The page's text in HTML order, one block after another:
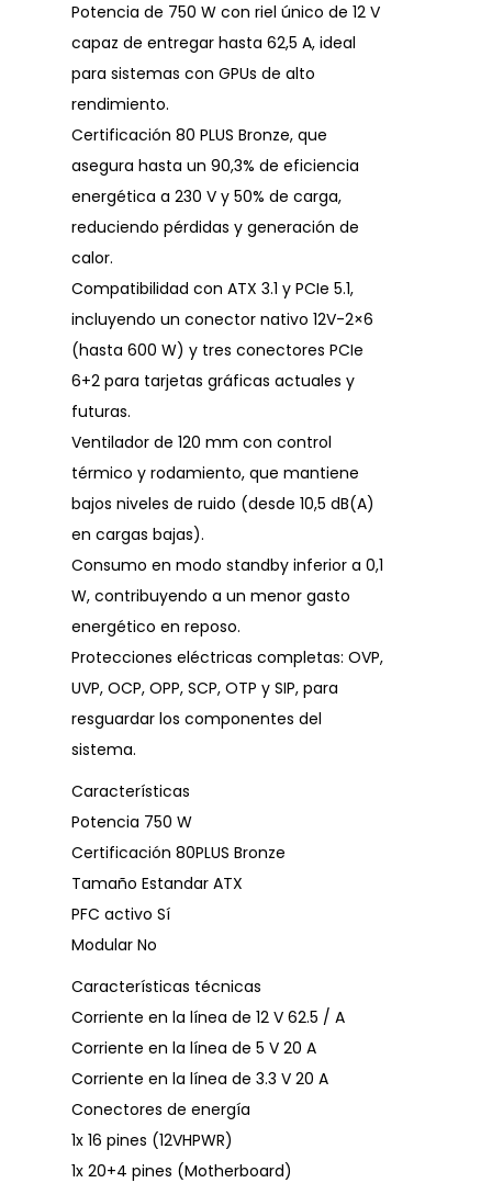
Potencia de 750 W con riel único de 12 V
capaz de entregar hasta 62,5 A, ideal
para sistemas con GPUs de alto
rendimiento.
Certificación 80 PLUS Bronze, que
asegura hasta un 90,3% de eficiencia
energética a 230 V y 50% de carga,
reduciendo pérdidas y generación de
calor.
Compatibilidad con ATX 3.1 y PCIe 5.1,
incluyendo un conector nativo 12V-2×6
(hasta 600 W) y tres conectores PCIe
6+2 para tarjetas gráficas actuales y
futuras.
Ventilador de 120 mm con control
térmico y rodamiento, que mantiene
bajos niveles de ruido (desde 10,5 dB(A)
en cargas bajas).
Consumo en modo standby inferior a 0,1
W, contribuyendo a un menor gasto
energético en reposo.
Protecciones eléctricas completas: OVP,
UVP, OCP, OPP, SCP, OTP y SIP, para
resguardar los componentes del
sistema.
Características
Potencia 750 W
Certificación 80PLUS Bronze
Tamaño Estandar ATX
PFC activo Sí
Modular No
Características técnicas
Corriente en la línea de 12 V 62.5 / A
Corriente en la línea de 5 V 20 A
Corriente en la línea de 3.3 V 20 A
Conectores de energía
1x 16 pines (12VHPWR)
1x 20+4 pines (Motherboard)